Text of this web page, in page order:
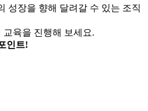
성장을 향해 달려갈 수 있는 조직
교육을 진행해 보세요.
인트!